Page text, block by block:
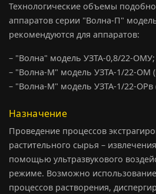
Технологические объемы
аппаратов серии "Волна-П"
рекомендуются для аппаратов:
– "Волна" модель УЗТА-0,8/22-ОМУ;
– "Волна-М" модель УЗТА-1/22-ОМ
– "Волна-М" модель УЗТА-1/22-ОРв
Назначение
Проведение процессов
растительного сырья –
помощью ультразвукового
режиме. Возможно
процессов растворения,